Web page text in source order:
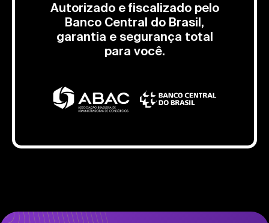
Autorizado e fiscalizado pelo
Banco Central do Brasil,
garantia e segurança total
para você.